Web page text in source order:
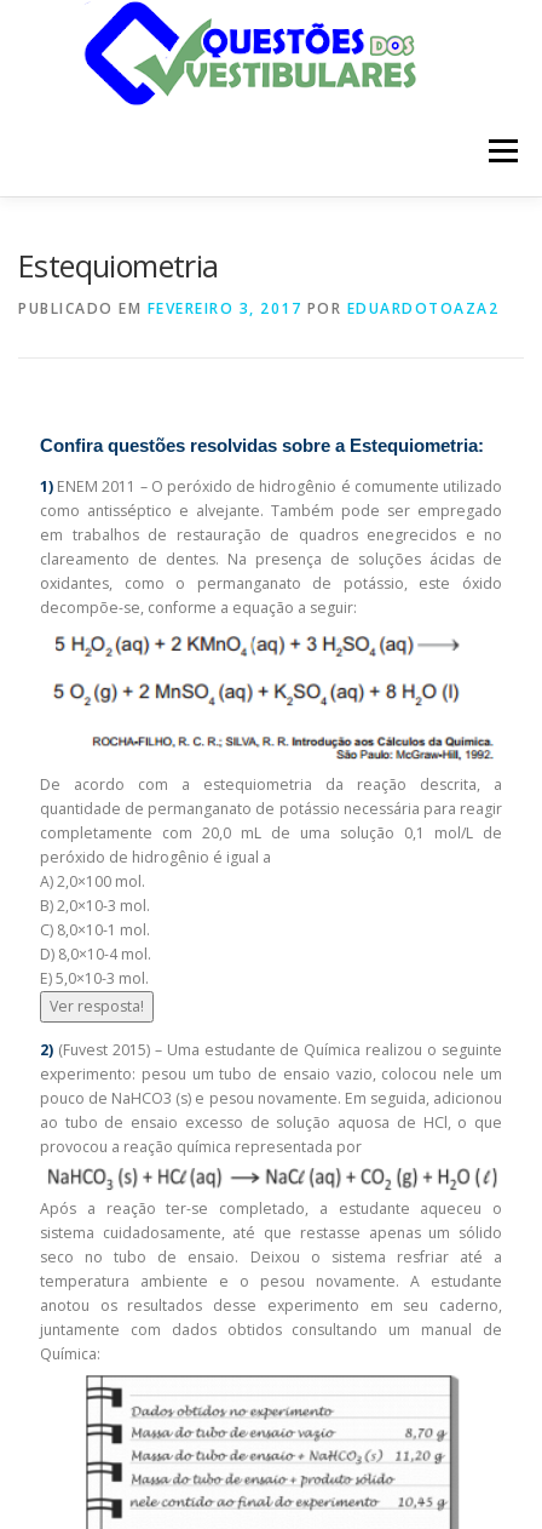
Menu
Estequiometria
PUBLICADO EM FEVEREIRO 3, 2017 POR EDUARDOTOAZA2
Confira questões resolvidas sobre a Estequiometria:
1) ENEM 2011 – O peróxido de hidrogênio é comumente utilizado
como antisséptico e alvejante. Também pode ser empregado
em trabalhos de restauração de quadros enegrecidos e no
clareamento de dentes. Na presença de soluções ácidas de
oxidantes, como o permanganato de potássio, este óxido
decompõe-se, conforme a equação a seguir:
De acordo com a estequiometria da reação descrita, a
quantidade de permanganato de potássio necessária para reagir
completamente com 20,0 mL de uma solução 0,1 mol/L de
peróxido de hidrogênio é igual a
A) 2,0×100 mol.
B) 2,0×10-3 mol.
C) 8,0×10-1 mol.
D) 8,0×10-4 mol.
E) 5,0×10-3 mol.
Ver resposta!
2) (Fuvest 2015) – Uma estudante de Química realizou o seguinte
experimento: pesou um tubo de ensaio vazio, colocou nele um
pouco de NaHCO3 (s) e pesou novamente. Em seguida, adicionou
ao tubo de ensaio excesso de solução aquosa de HCl, o que
provocou a reação química representada por
Após a reação ter-se completado, a estudante aqueceu o
sistema cuidadosamente, até que restasse apenas um sólido
seco no tubo de ensaio. Deixou o sistema resfriar até a
temperatura ambiente e o pesou novamente. A estudante
anotou os resultados desse experimento em seu caderno,
juntamente com dados obtidos consultando um manual de
Química: